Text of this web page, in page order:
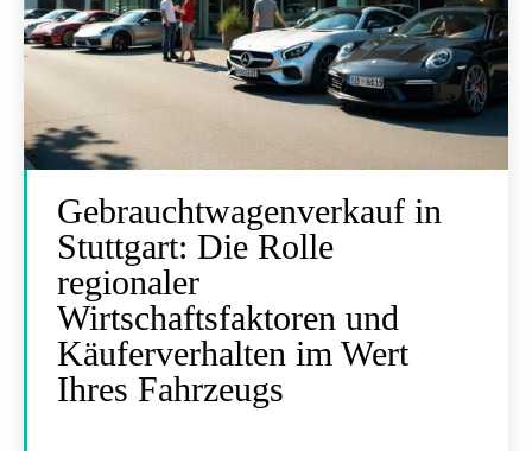
Gebrauchtwagenverkauf in
Stuttgart: Die Rolle
regionaler
Wirtschaftsfaktoren und
Käuferverhalten im Wert
Ihres Fahrzeugs